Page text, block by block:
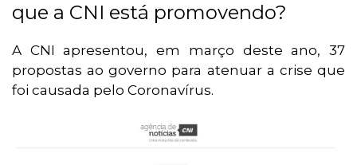
que a CNI está promovendo?
A CNI apresentou, em março deste ano, 37
propostas ao governo para atenuar a crise que
foi causada pelo Coronavírus.